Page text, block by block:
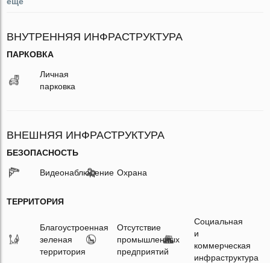
ВНУТРЕННЯЯ ИНФРАСТРУКТУРА
ПАРКОВКА
Личная
парковка
ВНЕШНЯЯ ИНФРАСТРУКТУРА
БЕЗОПАСНОСТЬ
Видеонаблюдение Охрана
ТЕРРИТОРИЯ
Благоустроенная
зеленая
территория
Отсутствие
промышленных
предприятий
Социальная
и
коммерческая
инфраструктура